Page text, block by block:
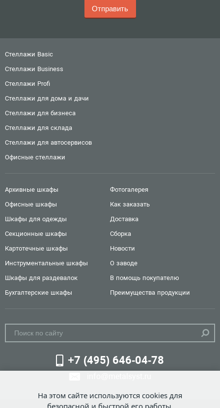
Стеллажи Basic
Стеллажи Business
Стеллажи Profi
Стеллажи для дома и дачи
Стеллажи для бизнеса
Стеллажи для склада
Стеллажи для автосервисов
Офисные стеллажи
Архивные шкафы
Офисные шкафы
Шкафы для одежды
Секционные шкафы
Картотечные шкафы
Инструментальные шкафы
Шкафы для раздевалок
Бухгалтерские шкафы
Фотогалерея
Как заказать
Доставка
Сборка
Новости
О заводе
В помощь покупателю
Преимущества продукции
+7 (495) 646-04-78
На этом сайте используются cookies для
безопасной и быстрой его работы.